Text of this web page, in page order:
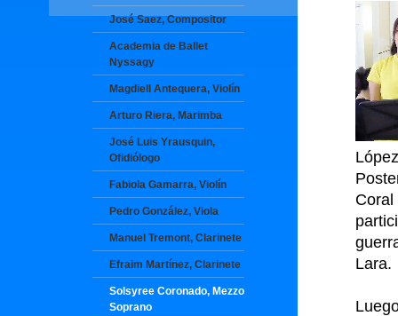
José Saez, Compositor
Academia de Ballet
Nyssagy
Magdiell Antequera, Violín
Arturo Riera, Marimba
José Luis Yrausquin,
Ofidiólogo
Fabiola Gamarra, Violín
Pedro González, Viola
Manuel Tremont, Clarinete
Efraim Martínez, Clarinete
Solsyree Coronado, Mezzo
Soprano
Lara.